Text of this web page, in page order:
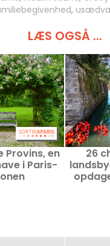
,
LÆS OGSÅ ...
Provins, en
i Paris-
26